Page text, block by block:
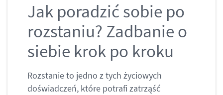
Jak poradzić sobie po
rozstaniu? Zadbanie o
siebie krok po kroku
Rozstanie to jedno z tych życiowych
doświadczeń, które potrafi zatrząść